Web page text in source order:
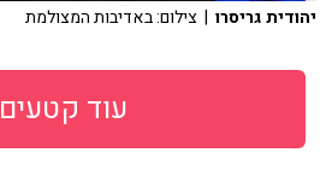
יהודית גריסרו | צילום: באדיבות המצולמת
עוד קטעים